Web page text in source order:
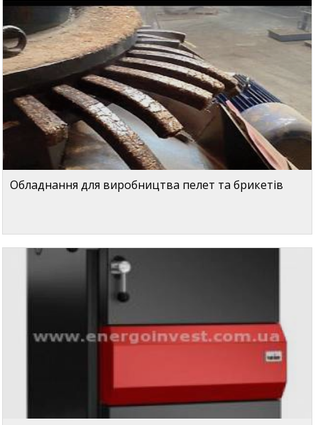
Обладнання для виробництва пелет та брикетів